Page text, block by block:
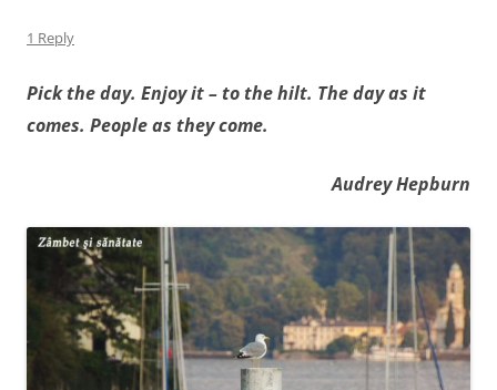
1 Reply
Pick the day. Enjoy it – to the hilt. The day as it
comes. People as they come.
Audrey Hepburn